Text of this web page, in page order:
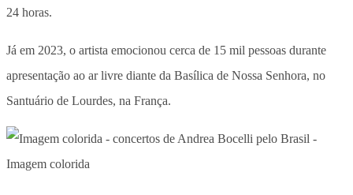
24 horas.
Já em 2023, o artista emocionou cerca de 15 mil pessoas durante
apresentação ao ar livre diante da Basílica de Nossa Senhora, no
Santuário de Lourdes, na França.